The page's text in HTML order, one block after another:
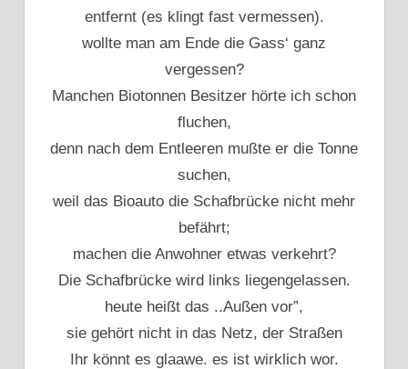
entfernt (es klingt fast vermessen).
wollte man am Ende die Gass‘ ganz
vergessen?
Manchen Biotonnen Besitzer hörte ich schon
fluchen,
denn nach dem Entleeren mußte er die Tonne
suchen,
weil das Bioauto die Schafbrücke nicht mehr
befährt;
machen die Anwohner etwas verkehrt?
Die Schafbrücke wird links liegengelassen.
heute heißt das ..Außen vor”,
sie gehört nicht in das Netz, der Straßen
Ihr könnt es glaawe. es ist wirklich wor.